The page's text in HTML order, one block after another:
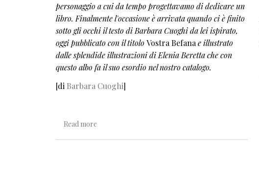
personaggio a cui da tempo progettavamo di dedicare un
libro. Finalmente l'occasione è arrivata quando ci è finito
sotto gli occhi il testo di Barbara Cuoghi da lei ispirato,
oggi pubblicato con il titoloVostra Befanae illustrato
dalle splendide illustrazioni di Elenia Beretta che con
questo albo fa il suo esordio nel nostro catalogo.
[di Barbara Cuoghi]
Read more